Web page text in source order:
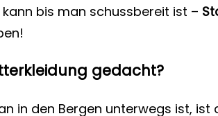
bis man schussbereit ist –
gedacht?
in den Bergen unterwegs ist, ist